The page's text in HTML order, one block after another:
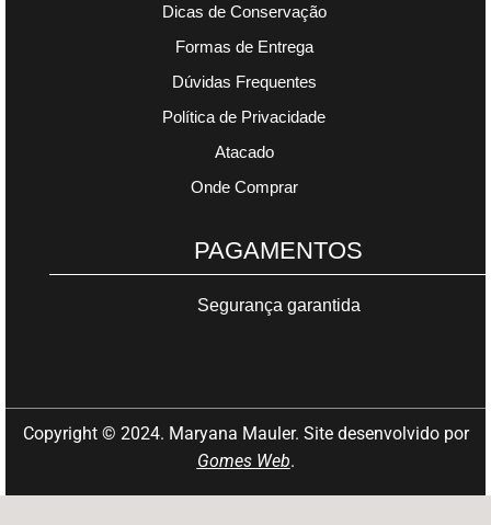
Dicas de Conservação
Formas de Entrega
Dúvidas Frequentes
Política de Privacidade
Atacado
Onde Comprar
PAGAMENTOS
Segurança garantida
Copyright © 2024. Maryana Mauler. Site desenvolvido por
Gomes Web.